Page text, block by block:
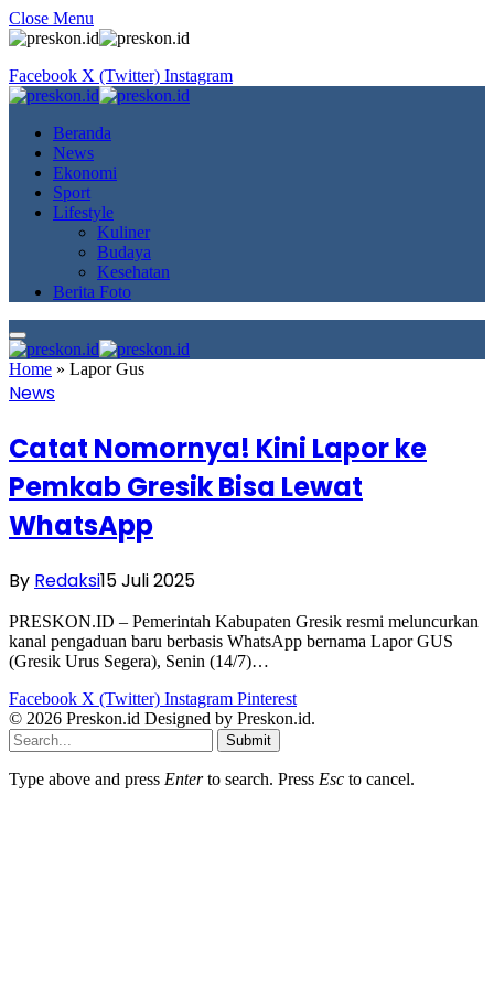
Close Menu
Facebook X (Twitter) Instagram
Beranda
News
Ekonomi
Sport
Lifestyle
Kuliner
Budaya
Kesehatan
Berita Foto
Home » Lapor Gus
News
Catat Nomornya! Kini Lapor ke
Pemkab Gresik Bisa Lewat
WhatsApp
By Redaksi15 Juli 2025
PRESKON.ID – Pemerintah Kabupaten Gresik resmi meluncurkan
kanal pengaduan baru berbasis WhatsApp bernama Lapor GUS
(Gresik Urus Segera), Senin (14/7)…
Facebook X (Twitter) Instagram Pinterest
© 2026 Preskon.id Designed by Preskon.id.
Submit
Type above and press Enterto search. Press Esc to cancel.